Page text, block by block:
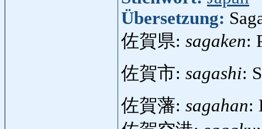
Übersetzung:
佐賀県: sagaken:
佐賀市: sagashi:
佐賀藩: sagahan: